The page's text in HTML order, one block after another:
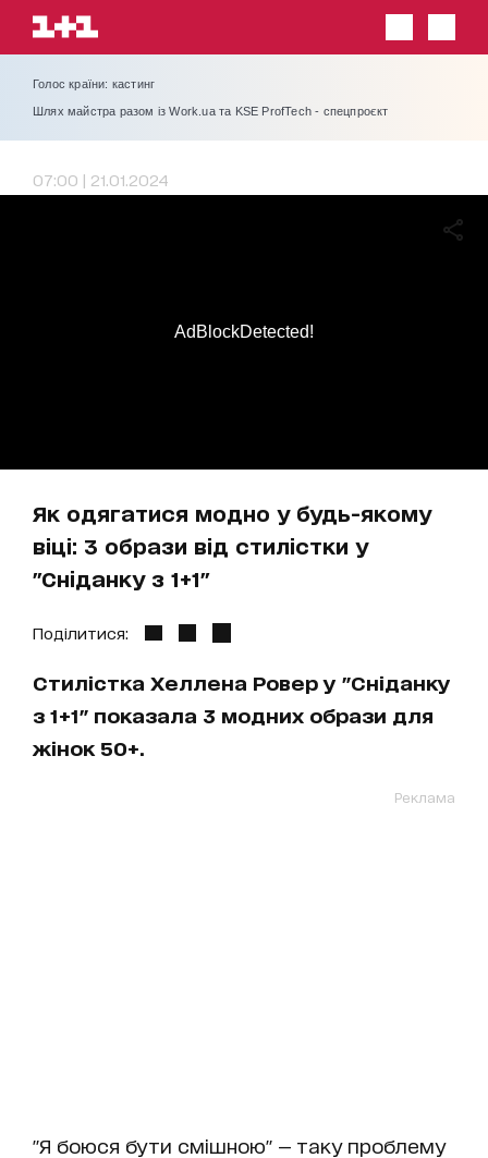
Голос країни: кастинг
Шлях майстра разом із Work.ua та KSE ProfTech - спецпроєкт
07:00 | 21.01.2024
Як одягатися модно у будь-якому
віці: 3 образи від стилістки у
"Сніданку з 1+1"
AdBlockDetected!
Поділитися:
Стилістка Хеллена Ровер у "Сніданку
з 1+1" показала 3 модних образи для
жінок 50+.
Реклама
"Я боюся бути смішною" — таку проблему